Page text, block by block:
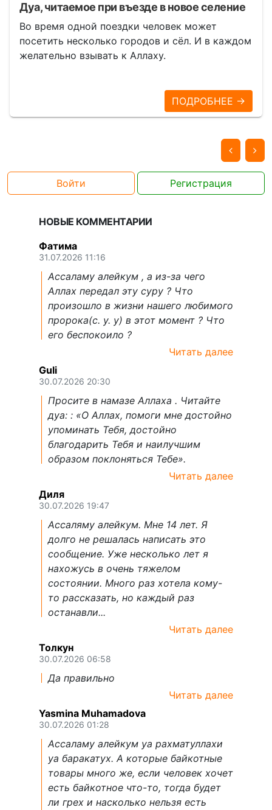
Дуа, читаемое при въезде в новое селение
Во время одной поездки человек может
посетить несколько городов и сёл. И в каждом
желательно взывать к Аллаху.
ПОДРОБНЕЕ →
Войти Регистрация
НОВЫЕ КОММЕНТАРИИ
Фатима
31.07.2026 11:16
Ассаламу алейкум , а из-за чего
Аллах передал эту суру ? Что
произошло в жизни нашего любимого
пророка(с. у. у) в этот момент ? Что
его беспокоило ?
Читать далее
Guli
30.07.2026 20:30
Просите в намазе Аллаха . Читайте
дуа: : «О Аллах, помоги мне достойно
упоминать Тебя, достойно
благодарить Тебя и наилучшим
образом поклоняться Тебе».
Читать далее
Диля
30.07.2026 19:47
Ассаляму алейкум. Мне 14 лет. Я
долго не решалась написать это
сообщение. Уже несколько лет я
нахожусь в очень тяжелом
состоянии. Много раз хотела кому-
то рассказать, но каждый раз
останавли...
Читать далее
Толкун
30.07.2026 06:58
Да правильно
Читать далее
Yasmina Muhamadova
30.07.2026 01:28
Ассаламу алейкум уа рахматуллахи
уа баракатух. А которые байкотные
товары много же, если человек хочет
есть байкотное что-то, тогда будет
ли грех и насколько нельзя есть